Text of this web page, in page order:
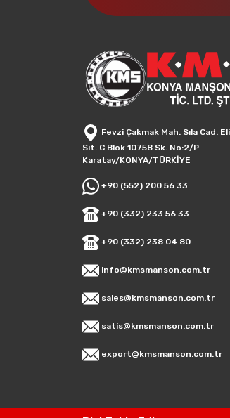
Fevzi Çakmak Mah. Sıla Cad.
Sit. C Blok 10758 Sk. No:2/P
Karatay/KONYA/TÜRKİYE
+90 (552) 200 56 33
+90 (332) 233 56 33
+90 (332) 238 04 80
info@kmsmanson.com.tr
sales@kmsmanson.com.tr
satis@kmsmanson.com.tr
export@kmsmanson.com.tr